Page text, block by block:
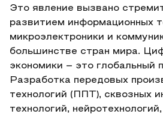
Это явление вызвано
развитием информационных
микроэлектроники и
большинстве стран мира.
экономики – это глобальный
Разработка передовых
технологий (ППТ), сквозных
технологий,